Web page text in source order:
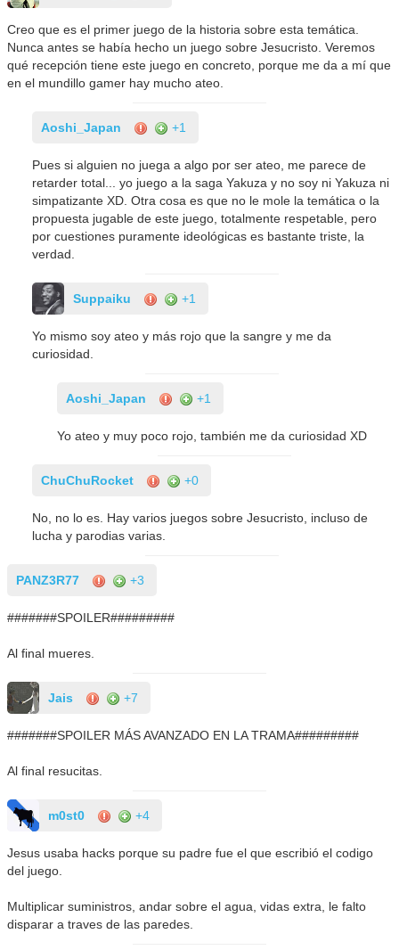
Creo que es el primer juego de la historia sobre esta temática.
Nunca antes se había hecho un juego sobre Jesucristo. Veremos
qué recepción tiene este juego en concreto, porque me da a mí que
en el mundillo gamer hay mucho ateo.
Aoshi_Japan +1
Pues si alguien no juega a algo por ser ateo, me parece de
retarder total... yo juego a la saga Yakuza y no soy ni Yakuza ni
simpatizante XD. Otra cosa es que no le mole la temática o la
propuesta jugable de este juego, totalmente respetable, pero
por cuestiones puramente ideológicas es bastante triste, la
verdad.
Suppaiku +1
Yo mismo soy ateo y más rojo que la sangre y me da
curiosidad.
Aoshi_Japan +1
Yo ateo y muy poco rojo, también me da curiosidad XD
ChuChuRocket +0
No, no lo es. Hay varios juegos sobre Jesucristo, incluso de
lucha y parodias varias.
PANZ3R77 +3
#######SPOILER#########
Al final mueres.
Jais +7
#######SPOILER MÁS AVANZADO EN LA TRAMA#########
Al final resucitas.
m0st0 +4
Jesus usaba hacks porque su padre fue el que escribió el codigo
del juego.
Multiplicar suministros, andar sobre el agua, vidas extra, le falto
disparar a traves de las paredes.